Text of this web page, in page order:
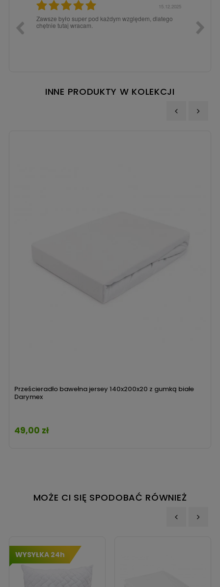
15.12.2025
Zawsze było super pod każdym względem, dlatego
chętnie tutaj wracam.
INNE PRODUKTY W KOLEKCJI
Prześcieradło bawełna jersey 140x200x20 z gumką białe
Darymex
Cena
49,00 zł
MOŻE CI SIĘ SPODOBAĆ RÓWNIEŻ
WYSYŁKA 24h